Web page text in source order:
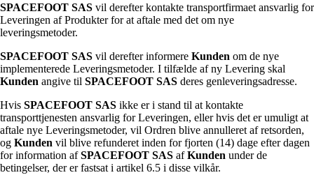
SPACEFOOT SAS vil derefter kontakte transportfirmaet ansvarlig for
Leveringen af Produkter for at aftale med det om nye
leveringsmetoder.
SPACEFOOT SAS vil derefter informere Kunden om de nye
implementerede Leveringsmetoder. I tilfælde af ny Levering skal
Kunden angive til SPACEFOOT SAS deres genleveringsadresse.
Hvis SPACEFOOT SAS ikke er i stand til at kontakte
transporttjenesten ansvarlig for Leveringen, eller hvis det er umuligt at
aftale nye Leveringsmetoder, vil Ordren blive annulleret af retsorden,
og Kunden vil blive refunderet inden for fjorten (14) dage efter dagen
for information afSPACEFOOT SAS afKunden under de
betingelser, der er fastsat i artikel 6.5 i disse vilkår.